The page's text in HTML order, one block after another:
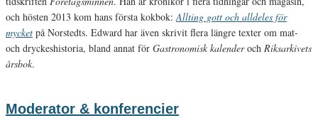
och hösten 2013 kom hans första kokbok:Allting gott och alldeles för
mycket på Norstedts. Edward har även skrivit flera längre texter om mat-
och dryckeshistoria, bland annat för Gastronomisk kalenderoch Riksarkivets
årsbok.
Moderator & konferencier